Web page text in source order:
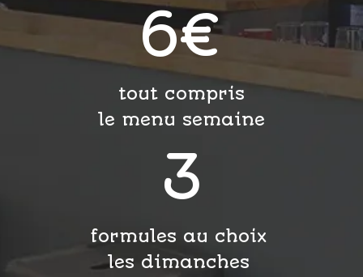
6€
tout compris
le menu semaine
3
formules au choix
les dimanches